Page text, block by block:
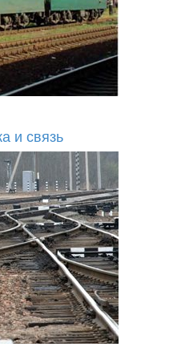
и связь